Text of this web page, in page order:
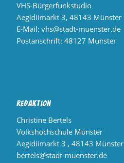
VHS-Bürgerfunkstudio
Aegidiimarkt 3, 48143 Münster
E-Mail: vhs@stadt-muenster.de
Postanschrift: 48127 Münster
Redaktion
Christine Bertels
Volkshochschule Münster
Aegidiimarkt 3 , 48143 Münster
bertels@stadt-muenster.de